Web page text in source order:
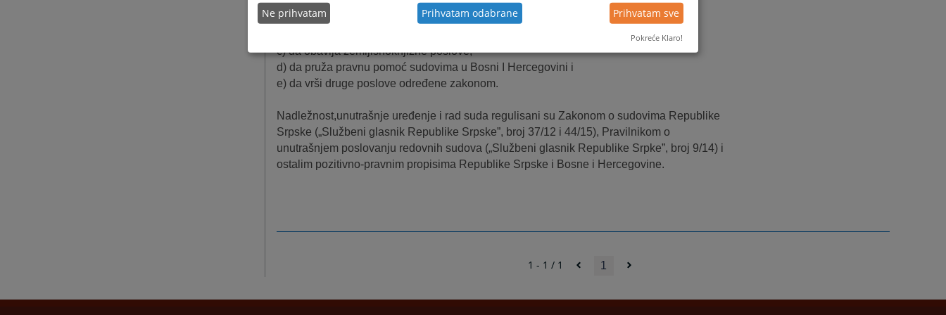
a) da sprovodi izvršni postupak,
c) da obavlja zemljišnoknjižne poslove,
d) da pruža pravnu pomoć sudovima u Bosni I Hercegovini i
e) da vrši druge poslove određene zakonom.
Nadležnost,unutrašnje uređenje i rad suda regulisani su Zakonom o sudovima Republike
Srpske („Službeni glasnik Republike Srpske”, broj 37/12 i 44/15), Pravilnikom o
unutrašnjem poslovanju redovnih sudova („Službeni glasnik Republike Srpke”, broj 9/14) i
ostalim pozitivno-pravnim propisima Republike Srpske i Bosne i Hercegovine.
1 - 1 / 1 1
Ne prihvatam Prihvatam odabrane Prihvatam sve
Pokreće Klaro!